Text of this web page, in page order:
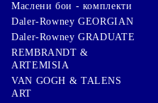
Маслени бои - комплекти
Daler-Rowney GEORGIAN
Daler-Rowney GRADUATE
REMBRANDT &
ARTEMISIA
VAN GOGH & TALENS
ART